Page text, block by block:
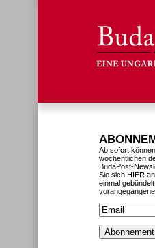
Ab sofort
wöchentlichen
BudaPost-
Sie sich HIER
einmal